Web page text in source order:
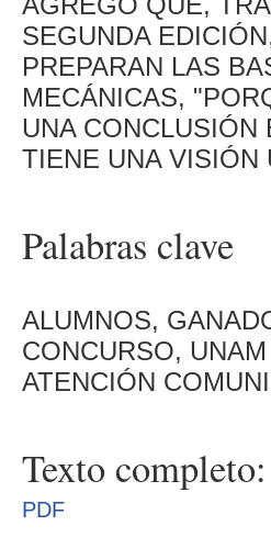
SEGUNDA
PREPARAN LAS
MECÁNICAS,
UNA CONCLUSIÓN
TIENE UNA VISIÓN
Palabras clave
ALUMNOS,
CONCURSO,
ATENCIÓN
Texto completo:
PDF